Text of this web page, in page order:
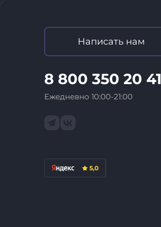
Написать нам
8 800 350 20 41
Ежедневно 10:00-21:00
5,0